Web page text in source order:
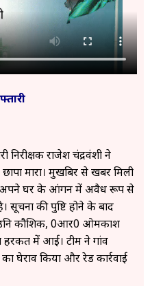
निरीक्षक राजेश चंद्रवंशी ने
मारा। मुखबिर से खबर मिली
अपने घर के आंगन में अवैध रूप से
सूचना की पुष्टि होने के बाद
कौशिक, प्र0आर0 ओमप्रकाश
में आई। टीम ने गांव
घेराव किया और रेड कार्रवाई